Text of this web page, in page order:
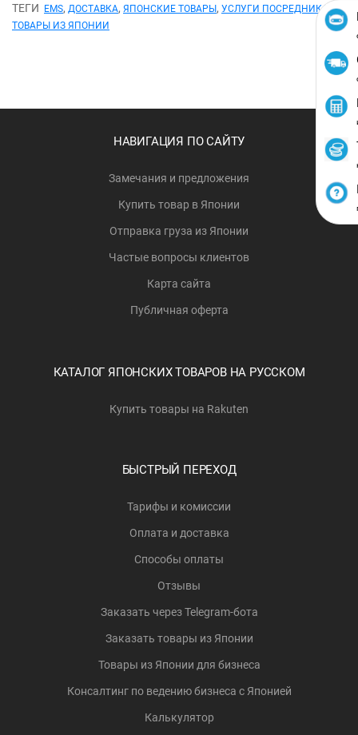
ТЕГИ EMS, ДОСТАВКА, ЯПОНСКИЕ ТОВАРЫ , УСЛУГИ ПОСРЕДНИКА,
ТОВАРЫ ИЗ ЯПОНИИ
НАВИГАЦИЯ ПО САЙТУ
Замечания и предложения
Купить товар в Японии
Отправка груза из Японии
Частые вопросы клиентов
Карта сайта
Публичная оферта
КАТАЛОГ ЯПОНСКИХ ТОВАРОВ НА РУССКОМ
Купить товары на Rakuten
БЫСТРЫЙ ПЕРЕХОД
Тарифы и комиссии
Оплата и доставка
Способы оплаты
Отзывы
Заказать через Telegram-бота
Заказать товары из Японии
Товары из Японии для бизнеса
Консалтинг по ведению бизнеса с Японией
Калькулятор